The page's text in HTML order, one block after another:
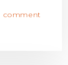
comment